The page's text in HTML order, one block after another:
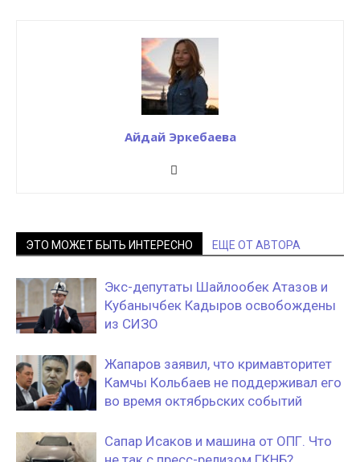
Айдай Эркебаева
ЭТО МОЖЕТ БЫТЬ ИНТЕРЕСНО ЕЩЕ ОТ АВТОРА
Экс-депутаты Шайлообек Атазов и
Кубанычбек Кадыров освобождены
из СИЗО
Жапаров заявил, что кримавторитет
Камчы Кольбаев не поддерживал его
во время октябрьских событий
Сапар Исаков и машина от ОПГ. Что